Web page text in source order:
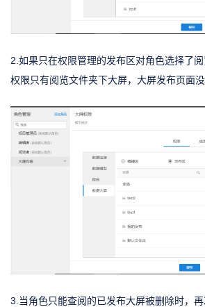
2.如果只在权限管理的发布区对角色选择了
权限只有阅览文件夹下大屏，大屏发布页面没
3.当角色只能查阅的已发布大屏被删除时，